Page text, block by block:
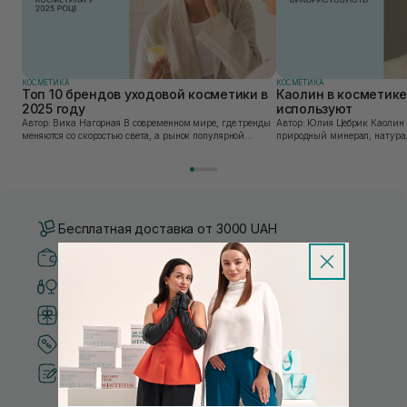
КОСМЕТИКА
Топ 10 брендов уходовой косметики в
2025 году
Автор: Вика Нагорная В современном мире, где тренды
меняются со скоростью света, а рынок популярной
КОСМЕТИКА
Каолин в
используют
Автор: Юлия Цебрик Каолин в косметологии – это
природный минерал,
Бесплатная доставка от 3000 UAH
Безопасные способы оплаты
Только оригинальная косметика
Система бонусов и лояльности
Лучшие цены и топ товары
Рекомендации от косметологов